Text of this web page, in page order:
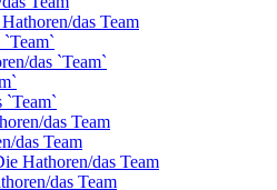
das Team
das `Team`
`Team`
das Team
das Team
Hathoren/das Team
das Team